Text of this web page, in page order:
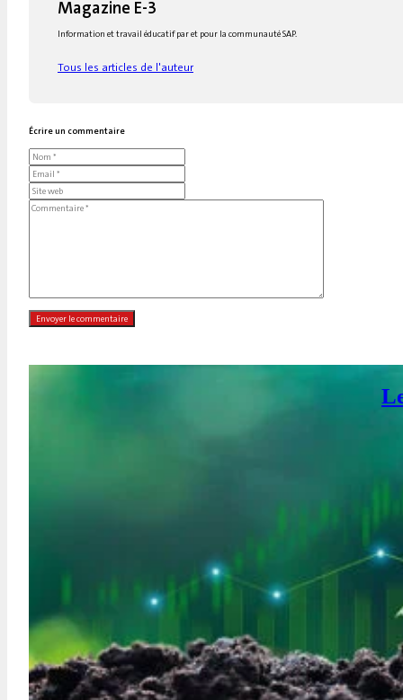
Magazine E-3
Information et travail éducatif par et pour la communauté SAP.
Tous les articles de l'auteur
Écrire un commentaire